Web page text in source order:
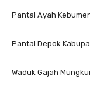
Pantai Ayah
Pantai Depok
Waduk Gajah